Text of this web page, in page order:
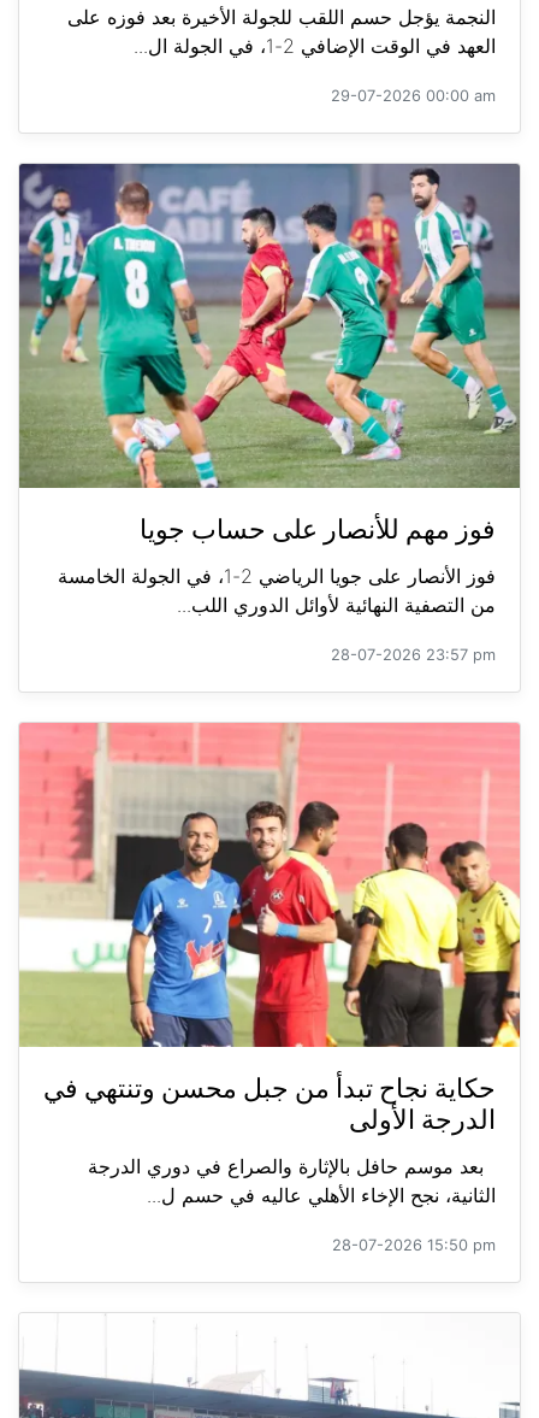
النجمة يؤجل حسم اللقب للجولة الأخيرة بعد فوزه على
العهد في الوقت الإضافي 2-1، في الجولة ال...
29-07-2026 00:00 am
فوز مهم للأنصار على حساب جويا
فوز الأنصار على جويا الرياضي 2-1، في الجولة الخامسة
من التصفية النهائية لأوائل الدوري اللب...
28-07-2026 23:57 pm
حكاية نجاح تبدأ من جبل محسن وتنتهي في
الدرجة الأولى
بعد موسم حافل بالإثارة والصراع في دوري الدرجة
الثانية، نجح الإخاء الأهلي عاليه في حسم ل...
28-07-2026 15:50 pm